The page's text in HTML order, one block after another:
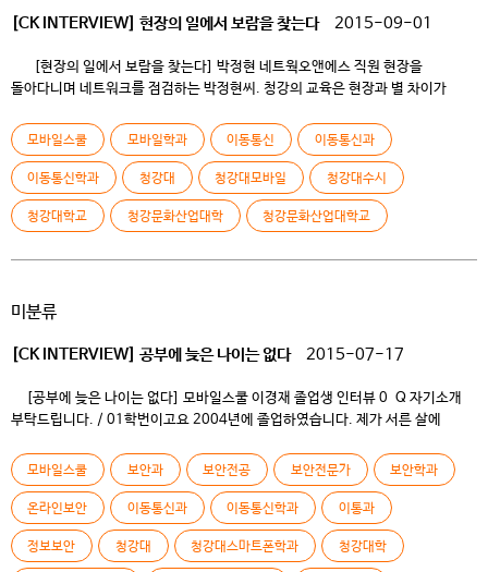
[CK INTERVIEW] 현장의 일에서 보람을 찾는다 2015-09-01
[현장의 일에서 보람을 찾는다] 박정현 네트웍오앤에스 직원 현장을
돌아다니며 네트워크를 점검하는 박정현씨. 청강의 교육은 현장과 별 차이가
부탁드립니다. / 09학번입니다 13년도 2월에 졸업했습니다. 졸업한지 3년차가
되었죠. 모바일스쿨 이동통신전공에서 공부했습니다. 제가 지금 하고 있는 일은
고객들의 이동전화와 관련되어 있는 부분입니다. 저는 지하중계기를 […]
모바일스쿨 모바일학과 이동통신 이동통신과
이동통신학과 청강대 청강대모바일 청강대수시
청강대학교 청강문화산업대학 청강문화산업대학교
미분류
[CK INTERVIEW] 공부에 늦은 나이는 없다 2015-07-17
[공부에 늦은 나이는 없다] 모바일스쿨 이경재 졸업생 인터뷰 0 Q 자기소개
부탁드립니다. / 01학번이고요 2004년에 졸업하였습니다. 제가 서른 살에
영업관리, 하이닉스에서 근무도 하다가 학교에 들어와 야간에 입학하여 배우게
되었습니다. 0 Q 프로필을 보니 우리 학교를 2년 졸업하시고 방통대에서 학사
석사 따신 거네요? 하이닉스에서는 […]
모바일스쿨 보안과 보안전공 보안전문가 보안학과
온라인보안 이동통신과 이동통신학과 이통과
정보보안 청강대 청강대스마트폰학과 청강대학